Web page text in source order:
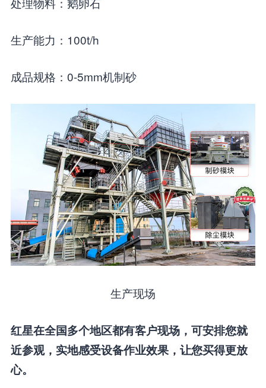
生产能力：100t/h
成品规格：0-5mm机制砂
生产现场
红星在全国多个地区都有客户现场，可安排您就
近参观，实地感受设备作业效果，让您买得更放
心。